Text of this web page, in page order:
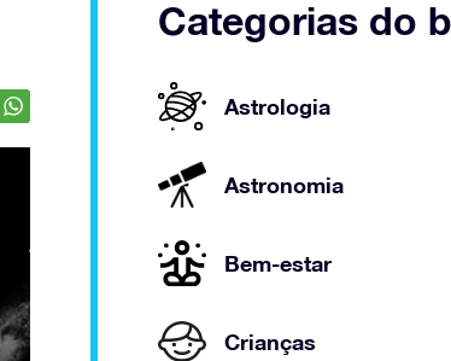
Categorias do
Astrologia
Astronomia
Bem-estar
Crianças